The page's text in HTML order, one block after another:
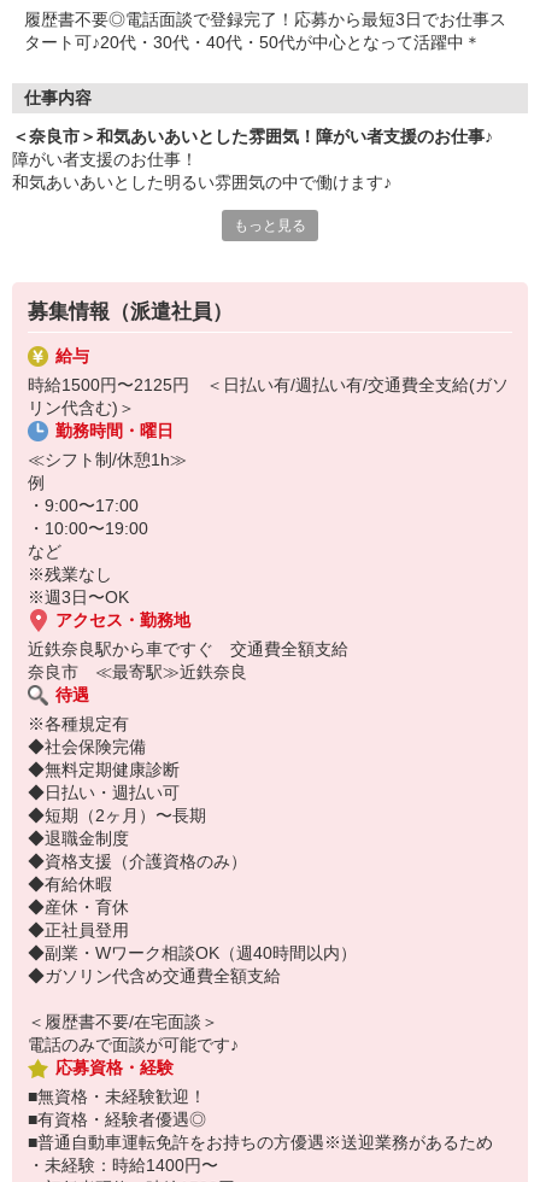
履歴書不要◎電話面談で登録完了！応募から最短3日でお仕事ス
タート可♪20代・30代・40代・50代が中心となって活躍中＊
仕事内容
＜奈良市＞和気あいあいとした雰囲気！障がい者支援のお仕事♪
障がい者支援のお仕事！
和気あいあいとした明るい雰囲気の中で働けます♪
・レクリエーションの企画、実施
・利用者さんの送迎（できる方のみ）
など
利用者さんと楽しくコミュニケーションが取れる方なら、未経験で
も問題ありません♪
また、わからないことは先輩スタッフに何でも気軽に聞いてくださ
いね◎
スタッフとも密にコミュニケーションを取りながら、一緒に頑張り
ましょう！
もっと見る
募集情報（派遣社員）
給与
時給1500円〜2125円 ＜日払い有/週払い有/交通費全支給(ガソ
リン代含む)＞
勤務時間・曜日
≪シフト制/休憩1h≫
例
・9:00〜17:00
・10:00〜19:00
など
※残業なし
※週3日〜OK
アクセス・勤務地
近鉄奈良駅から車ですぐ 交通費全額支給
奈良市 ≪最寄駅≫近鉄奈良
待遇
※各種規定有
◆社会保険完備
◆無料定期健康診断
◆日払い・週払い可
◆短期（2ヶ月）〜長期
◆退職金制度
◆資格支援（介護資格のみ）
◆有給休暇
◆産休・育休
◆正社員登用
◆副業・Wワーク相談OK（週40時間以内）
◆ガソリン代含め交通費全額支給
＜履歴書不要/在宅面談＞
電話のみで面談が可能です♪
応募資格・経験
■無資格・未経験歓迎！
■有資格・経験者優遇◎
■普通自動車運転免許をお持ちの方優遇※送迎業務があるため
・未経験：時給1400円〜